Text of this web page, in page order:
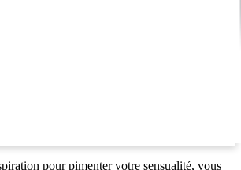
pour pimenter votre sensualité, vous